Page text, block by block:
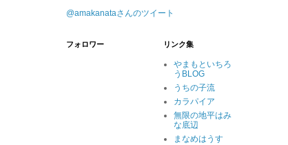
@amakanataさんのツイート
フォロワー リンク集
やまもといちろ
うBLOG
うちの子流
カラパイア
無限の地平はみ
な底辺
まなめはうす